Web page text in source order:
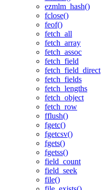
ezmlm_hash()
fclose()
feof()
fetch_all
fetch_array
fetch_assoc
fetch_field
fetch_field_direct
fetch_fields
fetch_lengths
fetch_object
fetch_row
fflush()
fgetc()
fgetcsv()
fgets()
fgetss()
field_count
field_seek
file()